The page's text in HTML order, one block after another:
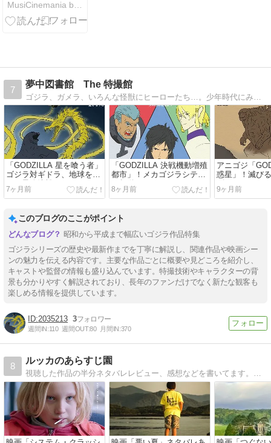
7
夢中図書館 The 特撮館
「GODZILLA 星を喰う者」
ゴジラ対ギドラ、地球をか
けた最終決戦
7ヶ月前
「GODZILLA 決戦機動増殖
都市」！メカゴジラシティ
が起動する…
8ヶ月前
アニゴジ「
惑星」！滅び
ゴジラか…
9ヶ月前
このブログのここがポイント
昭和から平成まで幅広いゴジラ作品特集
ゴジラシリーズの歴史や最新作までを丁寧に解説し、関連作品や映画シー
ンの魅力を伝える内容です。主要な作品ごとに概要や見どころを紹介し、
キャストや監督の情報も盛り込んでいます。特撮技術やキャラクターの背
景も分かりやすく解説されており、長年のファンだけでなく新たな観客も
楽しめる情報を提供しています。
2035213 3
週間IN:110 週間OUT:80 月間IN:370
8
ルッカのあらすじ園
視聴した作品の半分ネタバレレビュー、感想などを書いてます。遊びに来てね。